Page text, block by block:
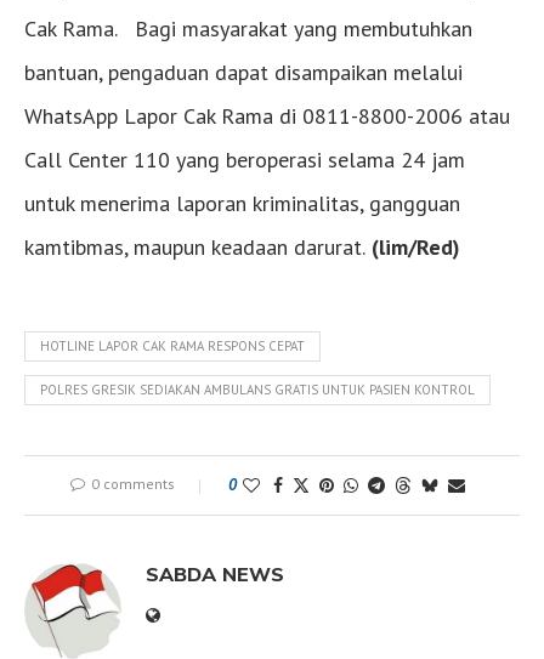
Cak Rama. Bagi masyarakat yang membutuhkan
bantuan, pengaduan dapat disampaikan melalui
WhatsApp Lapor Cak Rama di 0811-8800-2006 atau
Call Center 110 yang beroperasi selama 24 jam
untuk menerima laporan kriminalitas, gangguan
kamtibmas, maupun keadaan darurat. (lim/Red)
HOTLINE LAPOR CAK RAMA RESPONS CEPAT
POLRES GRESIK SEDIAKAN AMBULANS GRATIS UNTUK PASIEN KONTROL
0 comments 0
SABDA NEWS